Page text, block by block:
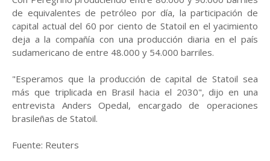
de equivalentes de petróleo por día, la participación de
capital actual del 60 por ciento de Statoil en el yacimiento
deja a la compañía con una producción diaria en el país
sudamericano de entre 48.000 y 54.000 barriles.
"Esperamos que la producción de capital de Statoil sea
más que triplicada en Brasil hacia el 2030", dijo en una
entrevista Anders Opedal, encargado de operaciones
brasileñas de Statoil.
Fuente: Reuters